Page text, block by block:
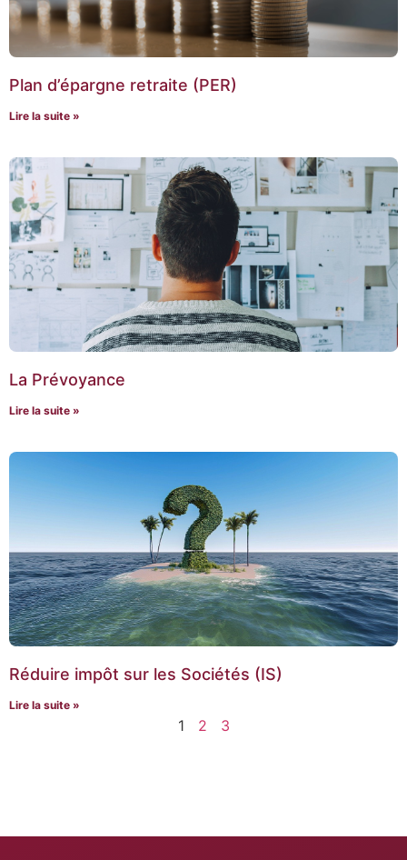
Plan d’épargne retraite (PER)
Lire la suite »
La Prévoyance
Lire la suite »
Réduire impôt sur les Sociétés (IS)
Lire la suite »
1 2 3